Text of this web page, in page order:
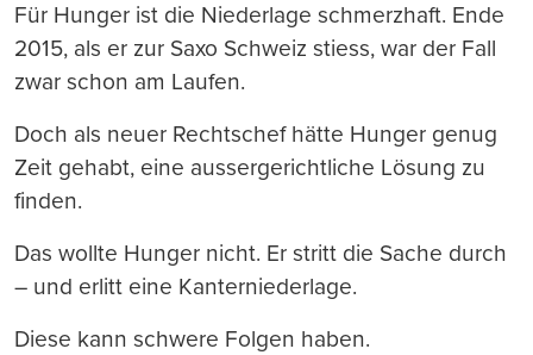
Für Hunger ist die Niederlage schmerzhaft. Ende
2015, als er zur Saxo Schweiz stiess, war der Fall
zwar schon am Laufen.
Doch als neuer Rechtschef hätte Hunger genug
Zeit gehabt, eine aussergerichtliche Lösung zu
finden.
Das wollte Hunger nicht. Er stritt die Sache durch
– und erlitt eine Kanterniederlage.
Diese kann schwere Folgen haben.